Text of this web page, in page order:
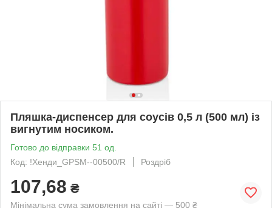
Пляшка-диспенсер для соусів 0,5 л (500 мл) із
вигнутим носиком.
Готово до відправки 51 од.
Код: !Хенди_GPSM--00500/R
Роздріб
107,68 ₴
Мінімальна сума замовлення на сайті — 500 ₴